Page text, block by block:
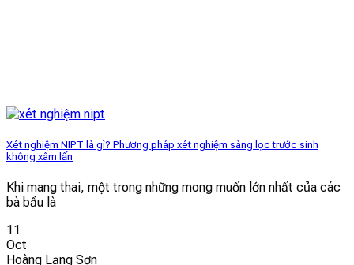
Xét nghiệm NIPT là gì? Phương pháp xét nghiệm sàng lọc trước sinh
không xâm lấn
Khi mang thai, một trong những mong muốn lớn nhất của các
bà bầu là
11
Oct
Hoàng Lạng Sơn